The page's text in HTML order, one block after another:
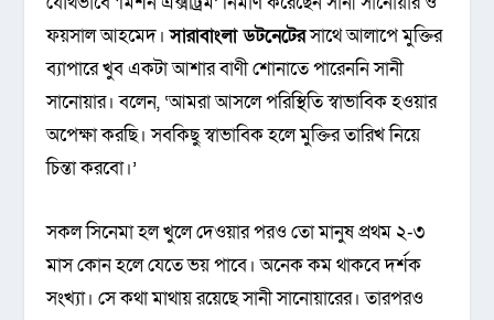
ফয়সাল আহমেদ।সারাবাংলা ডটনেটেরসাথে আলাপে মুক্তির
ব্যাপারে খুব একটা আশার বাণী শোনাতে পারেননি সানী
সানোয়ার। বলেন, ‘আমরা আসলে পরিস্থিতি স্বাভাবিক হওয়ার
অপেক্ষা করছি। সবকিছু স্বাভাবিক হলে মুক্তির তারিখ নিয়ে
চিন্তা করবো।’
সকল সিনেমা হল খুলে দেওয়ার পরও তো মানুষ প্রথম ২-৩
মাস কোন হলে যেতে ভয় পাবে। অনেক কম থাকবে দর্শক
সংখ্যা। সে কথা মাথায় রয়েছে সানী সানোয়ারের। তারপরও